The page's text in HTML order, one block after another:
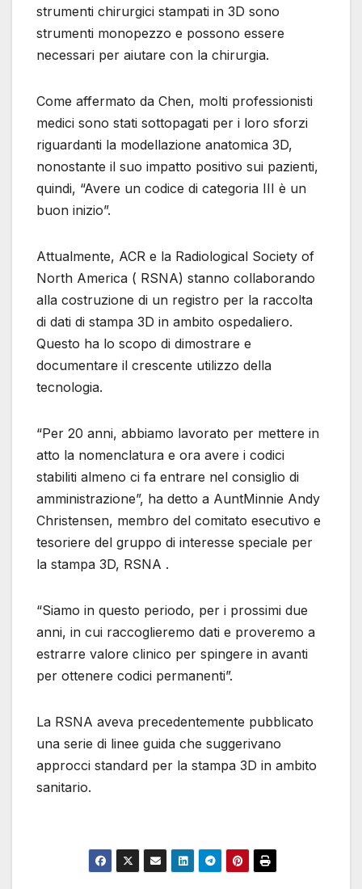
strumenti chirurgici stampati in 3D sono
strumenti monopezzo e possono essere
necessari per aiutare con la chirurgia.
Come affermato da Chen, molti professionisti
medici sono stati sottopagati per i loro sforzi
riguardanti la modellazione anatomica 3D,
nonostante il suo impatto positivo sui pazienti,
quindi, “Avere un codice di categoria III è un
buon inizio”.
Attualmente, ACR e la Radiological Society of
North America ( RSNA) stanno collaborando
alla costruzione di un registro per la raccolta
di dati di stampa 3D in ambito ospedaliero.
Questo ha lo scopo di dimostrare e
documentare il crescente utilizzo della
tecnologia.
“Per 20 anni, abbiamo lavorato per mettere in
atto la nomenclatura e ora avere i codici
stabiliti almeno ci fa entrare nel consiglio di
amministrazione”, ha detto a AuntMinnie Andy
Christensen, membro del comitato esecutivo e
tesoriere del gruppo di interesse speciale per
la stampa 3D, RSNA .
“Siamo in questo periodo, per i prossimi due
anni, in cui raccoglieremo dati e proveremo a
estrarre valore clinico per spingere in avanti
per ottenere codici permanenti”.
La RSNA aveva precedentemente pubblicato
una serie di linee guida che suggerivano
approcci standard per la stampa 3D in ambito
sanitario.